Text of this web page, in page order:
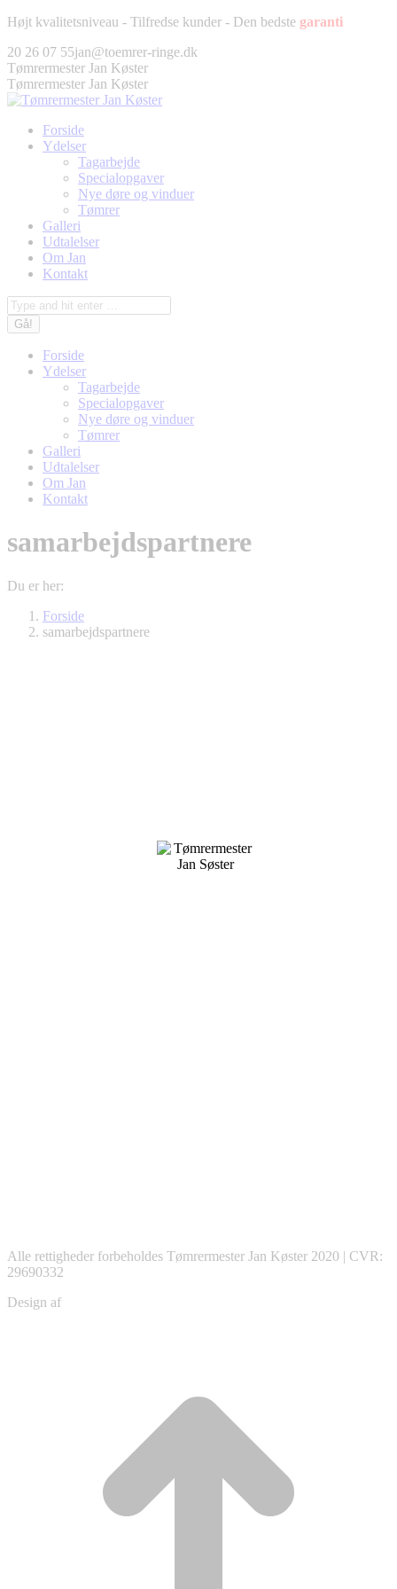
Fortsæt
indhold
Højt kvalitetsniveau - Tilfredse kunder - Den bedste garanti
Facebook
page
opens
in
window
Twitter
page
opens
in
window
Pinterest
page
opens
in
window
Instagram
page
opens
in
window
20 26 07 55jan@toemrer-ringe.dk
Tømrermester Jan Køster
Tømrermester Jan Køster
Forside
Ydelser
Tagarbejde
Specialopgaver
Nye døre og vinduer
Tømrer
Galleri
Udtalelser
Om Jan
Kontakt
Søg:
Forside
Ydelser
Tagarbejde
Specialopgaver
Nye døre og vinduer
Tømrer
Galleri
Udtalelser
Om Jan
Kontakt
samarbejdspartnere
Du er her:
Forside
samarbejdspartnere
Alle rettigheder forbeholdes Tømrermester Jan Køster 2020 | CVR:
29690332
Design af